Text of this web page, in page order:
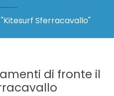
Sferracavallo"
di fronte il